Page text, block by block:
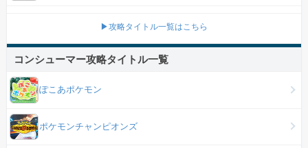
▶攻略タイトル一覧はこちら
コンシューマー攻略タイトル一覧
ぽこあポケモン
ポケモンチャンピオンズ